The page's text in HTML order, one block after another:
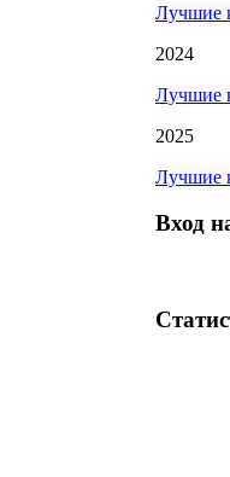
Лучшие
2024
Лучшие
2025
Лучшие
Вход